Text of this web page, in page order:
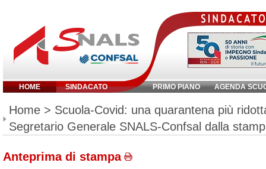
HOME SINDACATO PRIMO PIANO AGENDA
Inserisci parola chiave:
Home > Scuola-Covid: una quarantena più
Segretario Generale SNALS-Confsal dalla
Anteprima di stampa